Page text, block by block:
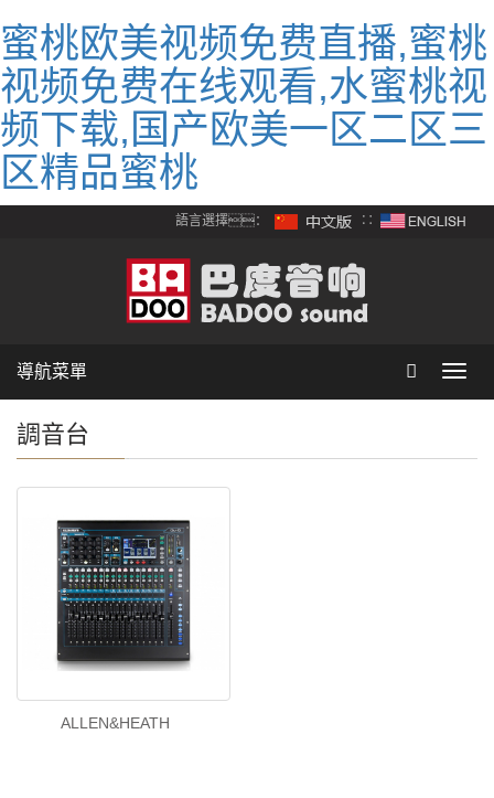
蜜桃欧美视频免费直播,蜜桃
视频免费在线观看,水蜜桃视
频下载,国产欧美一区二区三
区精品蜜桃
語言選擇： ∷
導航菜單
調音台
ALLEN&HEATH